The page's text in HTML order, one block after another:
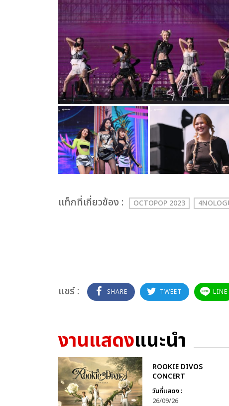
เเท็กที่เกี่ยวข้อง : OCTOPOP 2023
แชร์ : SHARE TWEET LINE
งานแสดงแนะนำ
ROOKIE DIVOS
CONCERT
วันที่แสดง :
26/09/26